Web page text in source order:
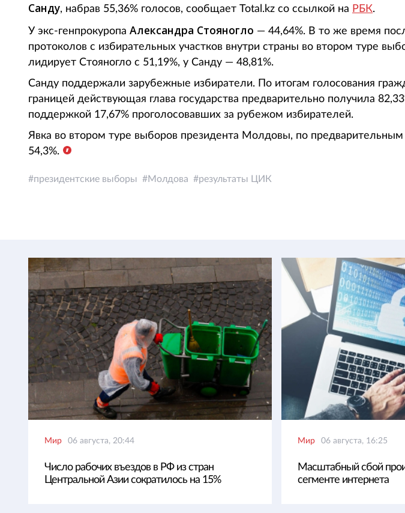
Санду, набрав 55,36% голосов, сообщает Total.kz со ссылкой на РБК.
У экс-генпрокуропа Александра Стояногло — 44,64%. В то же время
протоколов с избирательных участков внутри страны во втором туре
лидирует Стояногло с 51,19%, у Санду — 48,81%.
Санду поддержали зарубежные избиратели. По итогам голосования
границей действующая глава государства предварительно получила
поддержкой 17,67% проголосовавших за рубежом избирателей.
Явка во втором туре выборов президента Молдовы, по предварительным
54,3%.
президентские выборы Молдова результаты ЦИК
Мир 06 августа, 20:44
Число рабочих въездов в РФ из стран
Центральной Азии сократилось на 15%
Мир 06 августа, 16:25
Масштабный сбой
сегменте интернета